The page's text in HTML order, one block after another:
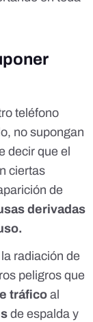
teléfono
no supongan
decir que el
ciertas
de
derivadas
radiación de
peligros que
tráfico al
de espalda y